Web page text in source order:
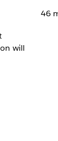
will
46